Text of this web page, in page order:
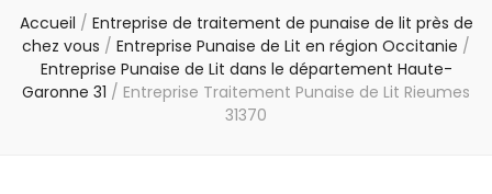
Accueil / Entreprise de traitement de punaise de lit près de
chez vous / Entreprise Punaise de Lit en région Occitanie /
Entreprise Punaise de Lit dans le département Haute-
Garonne 31 / Entreprise Traitement Punaise de Lit Rieumes
31370